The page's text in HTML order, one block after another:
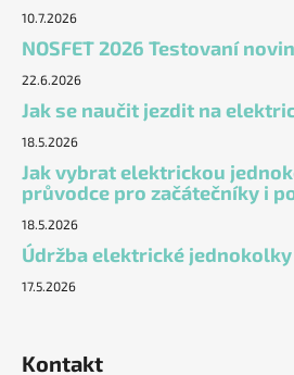
10.7.2026
NOSFET 2026 Testovaní
22.6.2026
Jak se naučit jezdit na
18.5.2026
Jak vybrat elektrickou
průvodce pro začátečníky i
18.5.2026
Údržba elektrické jednokolky
17.5.2026
Kontakt